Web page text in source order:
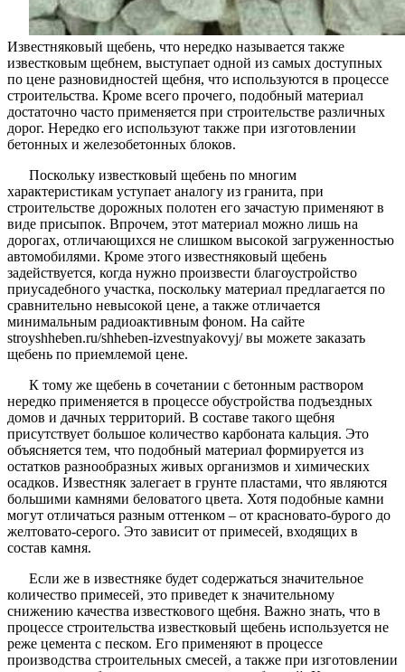
Известняковый щебень, что нередко называется также
известковым щебнем, выступает одной из самых доступных
по цене разновидностей щебня, что используются в процессе
строительства. Кроме всего прочего, подобный материал
достаточно часто применяется при строительстве различных
дорог. Нередко его используют также при изготовлении
бетонных и железобетонных блоков.
Поскольку известковый щебень по многим
характеристикам уступает аналогу из гранита, при
строительстве дорожных полотен его зачастую применяют в
виде присыпок. Впрочем, этот материал можно лишь на
дорогах, отличающихся не слишком высокой загруженностью
автомобилями. Кроме этого известняковый щебень
задействуется, когда нужно произвести благоустройство
приусадебного участка, поскольку материал предлагается по
сравнительно невысокой цене, а также отличается
минимальным радиоактивным фоном. На сайте
stroyshheben.ru/shheben-izvestnyakovyj/ вы можете заказать
щебень по приемлемой цене.
К тому же щебень в сочетании с бетонным раствором
нередко применяется в процессе обустройства подъездных
домов и дачных территорий. В составе такого щебня
присутствует большое количество карбоната кальция. Это
объясняется тем, что подобный материал формируется из
остатков разнообразных живых организмов и химических
осадков. Известняк залегает в грунте пластами, что являются
большими камнями беловатого цвета. Хотя подобные камни
могут отличаться разным оттенком – от красновато-бурого до
желтовато-серого. Это зависит от примесей, входящих в
состав камня.
Если же в известняке будет содержаться значительное
количество примесей, это приведет к значительному
снижению качества известкового щебня. Важно знать, что в
процессе строительства известковый щебень используется не
реже цемента с песком. Его применяют в процессе
производства строительных смесей, а также при изготовлении